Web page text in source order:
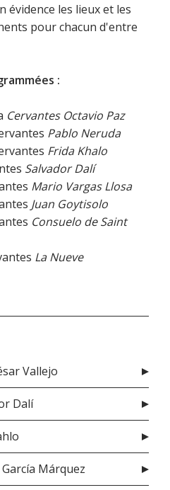
les lieux et les
pour chacun d'entre
:
Cervantes Octavio Paz
Pablo Neruda
Frida Khalo
Salvador Dalí
Mario Vargas Llosa
Juan Goytisolo
Consuelo de Saint
La Nueve
Vallejo
Dalí
Márquez